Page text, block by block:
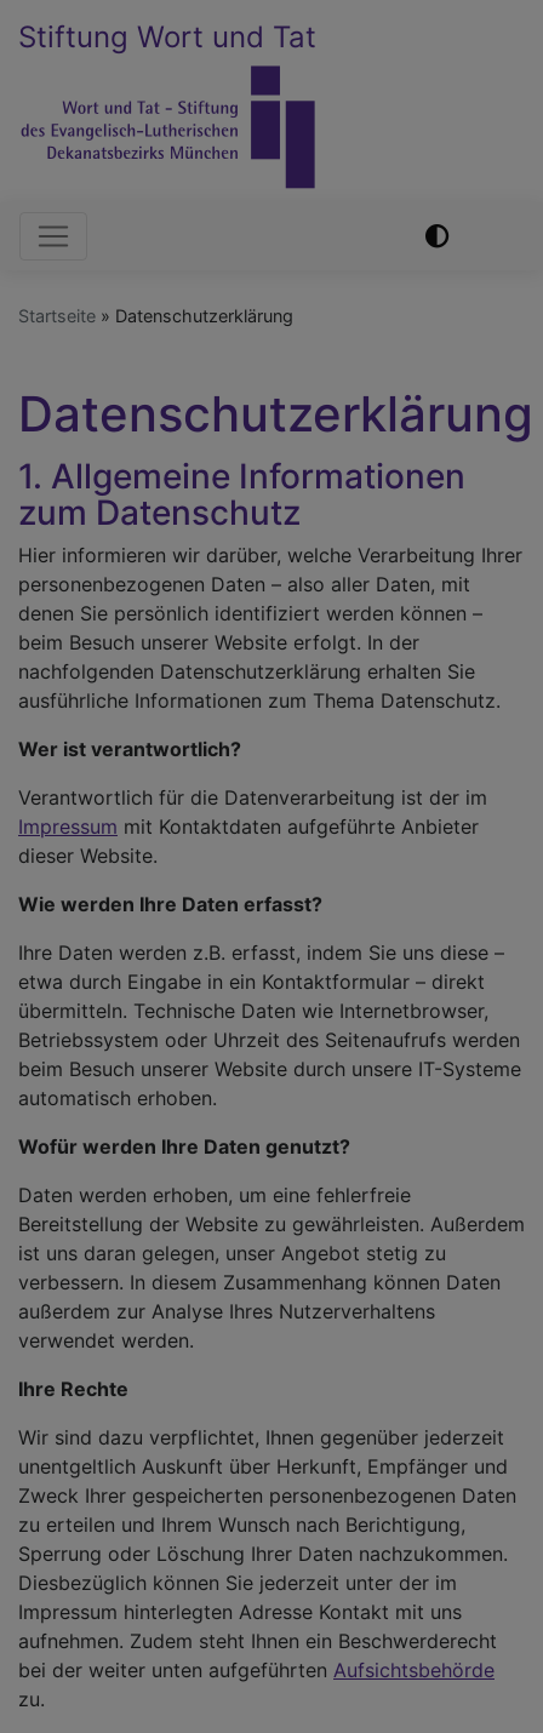
zum
Stiftung Wort und Tat
Hauptnavigation
Startseite Datenschutzerklärung
Datenschutzerklärung
1. Allgemeine Informationen
zum Datenschutz
Hier informieren wir darüber, welche Verarbeitung Ihrer
personenbezogenen Daten – also aller Daten, mit
denen Sie persönlich identifiziert werden können –
beim Besuch unserer Website erfolgt. In der
nachfolgenden Datenschutzerklärung erhalten Sie
ausführliche Informationen zum Thema Datenschutz.
Wer ist verantwortlich?
Verantwortlich für die Datenverarbeitung ist der im
Impressum mit Kontaktdaten aufgeführte Anbieter
dieser Website.
Wie werden Ihre Daten erfasst?
Ihre Daten werden z.B. erfasst, indem Sie uns diese –
etwa durch Eingabe in ein Kontaktformular – direkt
übermitteln. Technische Daten wie Internetbrowser,
Betriebssystem oder Uhrzeit des Seitenaufrufs werden
beim Besuch unserer Website durch unsere IT-Systeme
automatisch erhoben.
Wofür werden Ihre Daten genutzt?
Daten werden erhoben, um eine fehlerfreie
Bereitstellung der Website zu gewährleisten. Außerdem
ist uns daran gelegen, unser Angebot stetig zu
verbessern. In diesem Zusammenhang können Daten
außerdem zur Analyse Ihres Nutzerverhaltens
verwendet werden.
Ihre Rechte
Wir sind dazu verpflichtet, Ihnen gegenüber jederzeit
unentgeltlich Auskunft über Herkunft, Empfänger und
Zweck Ihrer gespeicherten personenbezogenen Daten
zu erteilen und Ihrem Wunsch nach Berichtigung,
Sperrung oder Löschung Ihrer Daten nachzukommen.
Diesbezüglich können Sie jederzeit unter der im
Impressum hinterlegten Adresse Kontakt mit uns
aufnehmen. Zudem steht Ihnen ein Beschwerderecht
bei der weiter unten aufgeführten Aufsichtsbehörde
zu.